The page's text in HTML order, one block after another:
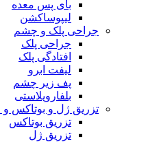
بای پس معده
لیپوساکشن
جراحی پلک و چشم
جراحی پلک
افتادگی پلک
لیفت ابرو
پف زیر چشم
بلفاروپلاستی
تزریق ژل و بوتاکس
تزریق بوتاکس
تزریق ژل